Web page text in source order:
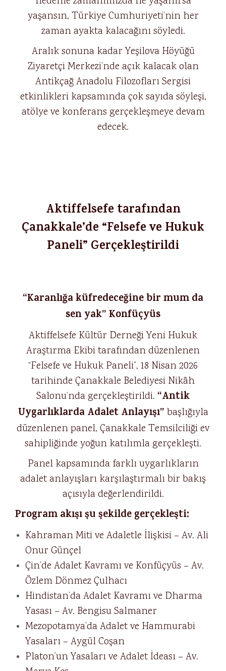
yaşansın, Türkiye Cumhuriyeti’nin her
zaman ayakta kalacağını söyledi.
Aralık sonuna kadar Yeşilova Höyüğü
Ziyaretçi Merkezi’nde açık kalacak olan
Antikçağ Anadolu Filozofları Sergisi
etkinlikleri kapsamında çok sayıda söyleşi,
atölye ve konferans gerçekleşmeye devam
edecek.
Aktiffelsefe tarafından
Çanakkale’de “Felsefe ve Hukuk
Paneli” Gerçekleştirildi
“Karanlığa küfredeceğine bir mum da
sen yak” Konfüçyüs
Aktiffelsefe Kültür Derneği Yeni Hukuk
Araştırma Ekibi tarafından düzenlenen
“Felsefe ve Hukuk Paneli”, 18 Nisan 2026
tarihinde Çanakkale Belediyesi Nikâh
Salonu’nda gerçekleştirildi. “Antik
Uygarlıklarda Adalet Anlayışı” başlığıyla
düzenlenen panel, Çanakkale Temsilciliği ev
sahipliğinde yoğun katılımla gerçekleşti.
Panel kapsamında farklı uygarlıkların
adalet anlayışları karşılaştırmalı bir bakış
açısıyla değerlendirildi.
Program akışı şu şekilde gerçekleşti:
Kahraman Miti ve Adaletle İlişkisi – Av. Ali
Onur Günçel
Çin’de Adalet Kavramı ve Konfüçyüs – Av.
Özlem Dönmez Çulhacı
Hindistan’da Adalet Kavramı ve Dharma
Yasası – Av. Bengisu Salmaner
Mezopotamya’da Adalet ve Hammurabi
Yasaları – Aygül Coşan
Platon’un Yasaları ve Adalet İdeası – Av.